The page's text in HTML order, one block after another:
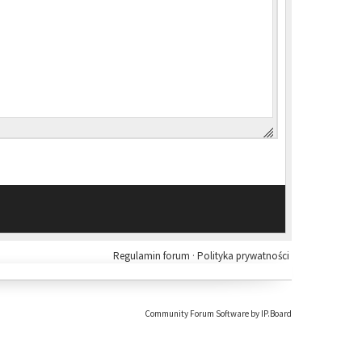
Polityka prywatności
Regulamin forum ·
Community Forum Software by IP.Board